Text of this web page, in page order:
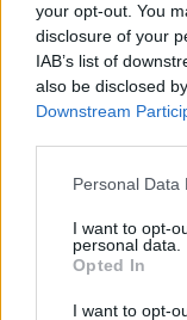
your opt-out. You
disclosure of your
IAB’s list of
also be disclosed
Downstream
Please note that
not limited to your
grant or deny
use your data for
consent section.
Personal Data
I want to opt-
personal data.
Opted In
I want to opt-